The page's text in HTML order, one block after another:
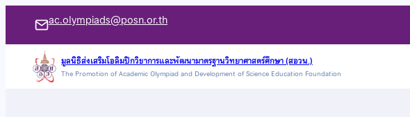
เนื้อหา
ac.olympiads@posn.or.th
มูลนิธิส่งเสริมโอลิมปิกวิชาการและพัฒนามาตรฐานวิทยาศาสตร์ศึกษา (สอวน.)
The Promotion of Academic Olympiad and Development of Science Education Foundation